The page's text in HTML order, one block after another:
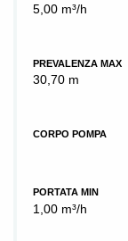
5,00 m³/h
PREVALENZA MAX
30,70 m
CORPO POMPA
PORTATA MIN
1,00 m³/h